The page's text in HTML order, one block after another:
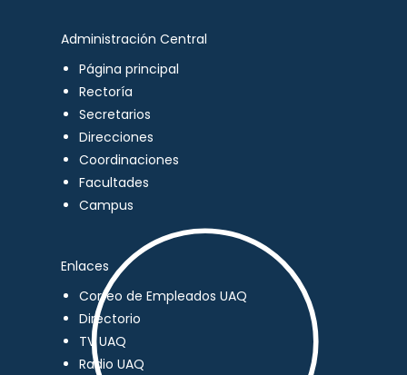
Administración Central
Página principal
Rectoría
Secretarios
Direcciones
Coordinaciones
Facultades
Campus
Enlaces
Correo de Empleados UAQ
Directorio
TV UAQ
Radio UAQ